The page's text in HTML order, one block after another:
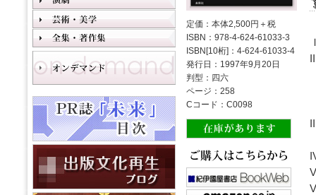
定価：本体2,500円＋税
ISBN：978-4-624-61033-3
ISBN[10桁]：4-624-61033-4
発行日：1997年9月20日
判型：四六
ページ：258
Cコード：C0098